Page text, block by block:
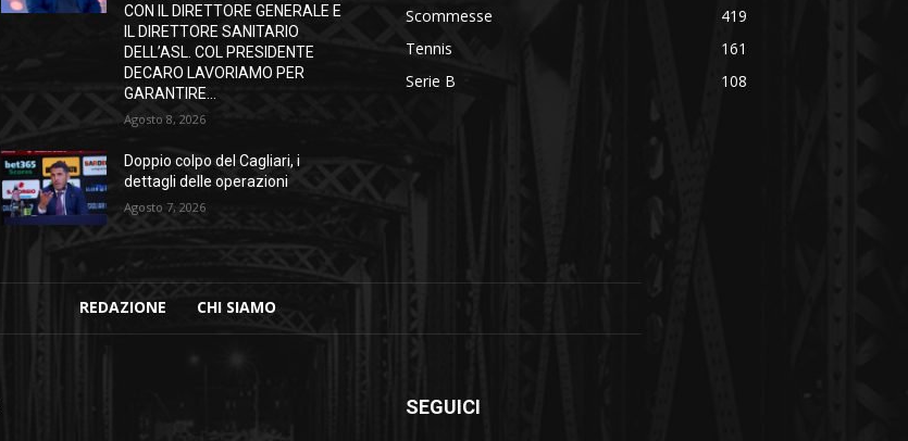
CON IL DIRETTORE GENERALE E
IL DIRETTORE SANITARIO
DELL’ASL. COL PRESIDENTE
DECARO LAVORIAMO PER
GARANTIRE...
Agosto 8, 2026
Doppio colpo del Cagliari, i
dettagli delle operazioni
Agosto 7, 2026
Scommesse
419
Tennis
161
Serie B
108
REDAZIONE CHI SIAMO
SEGUICI